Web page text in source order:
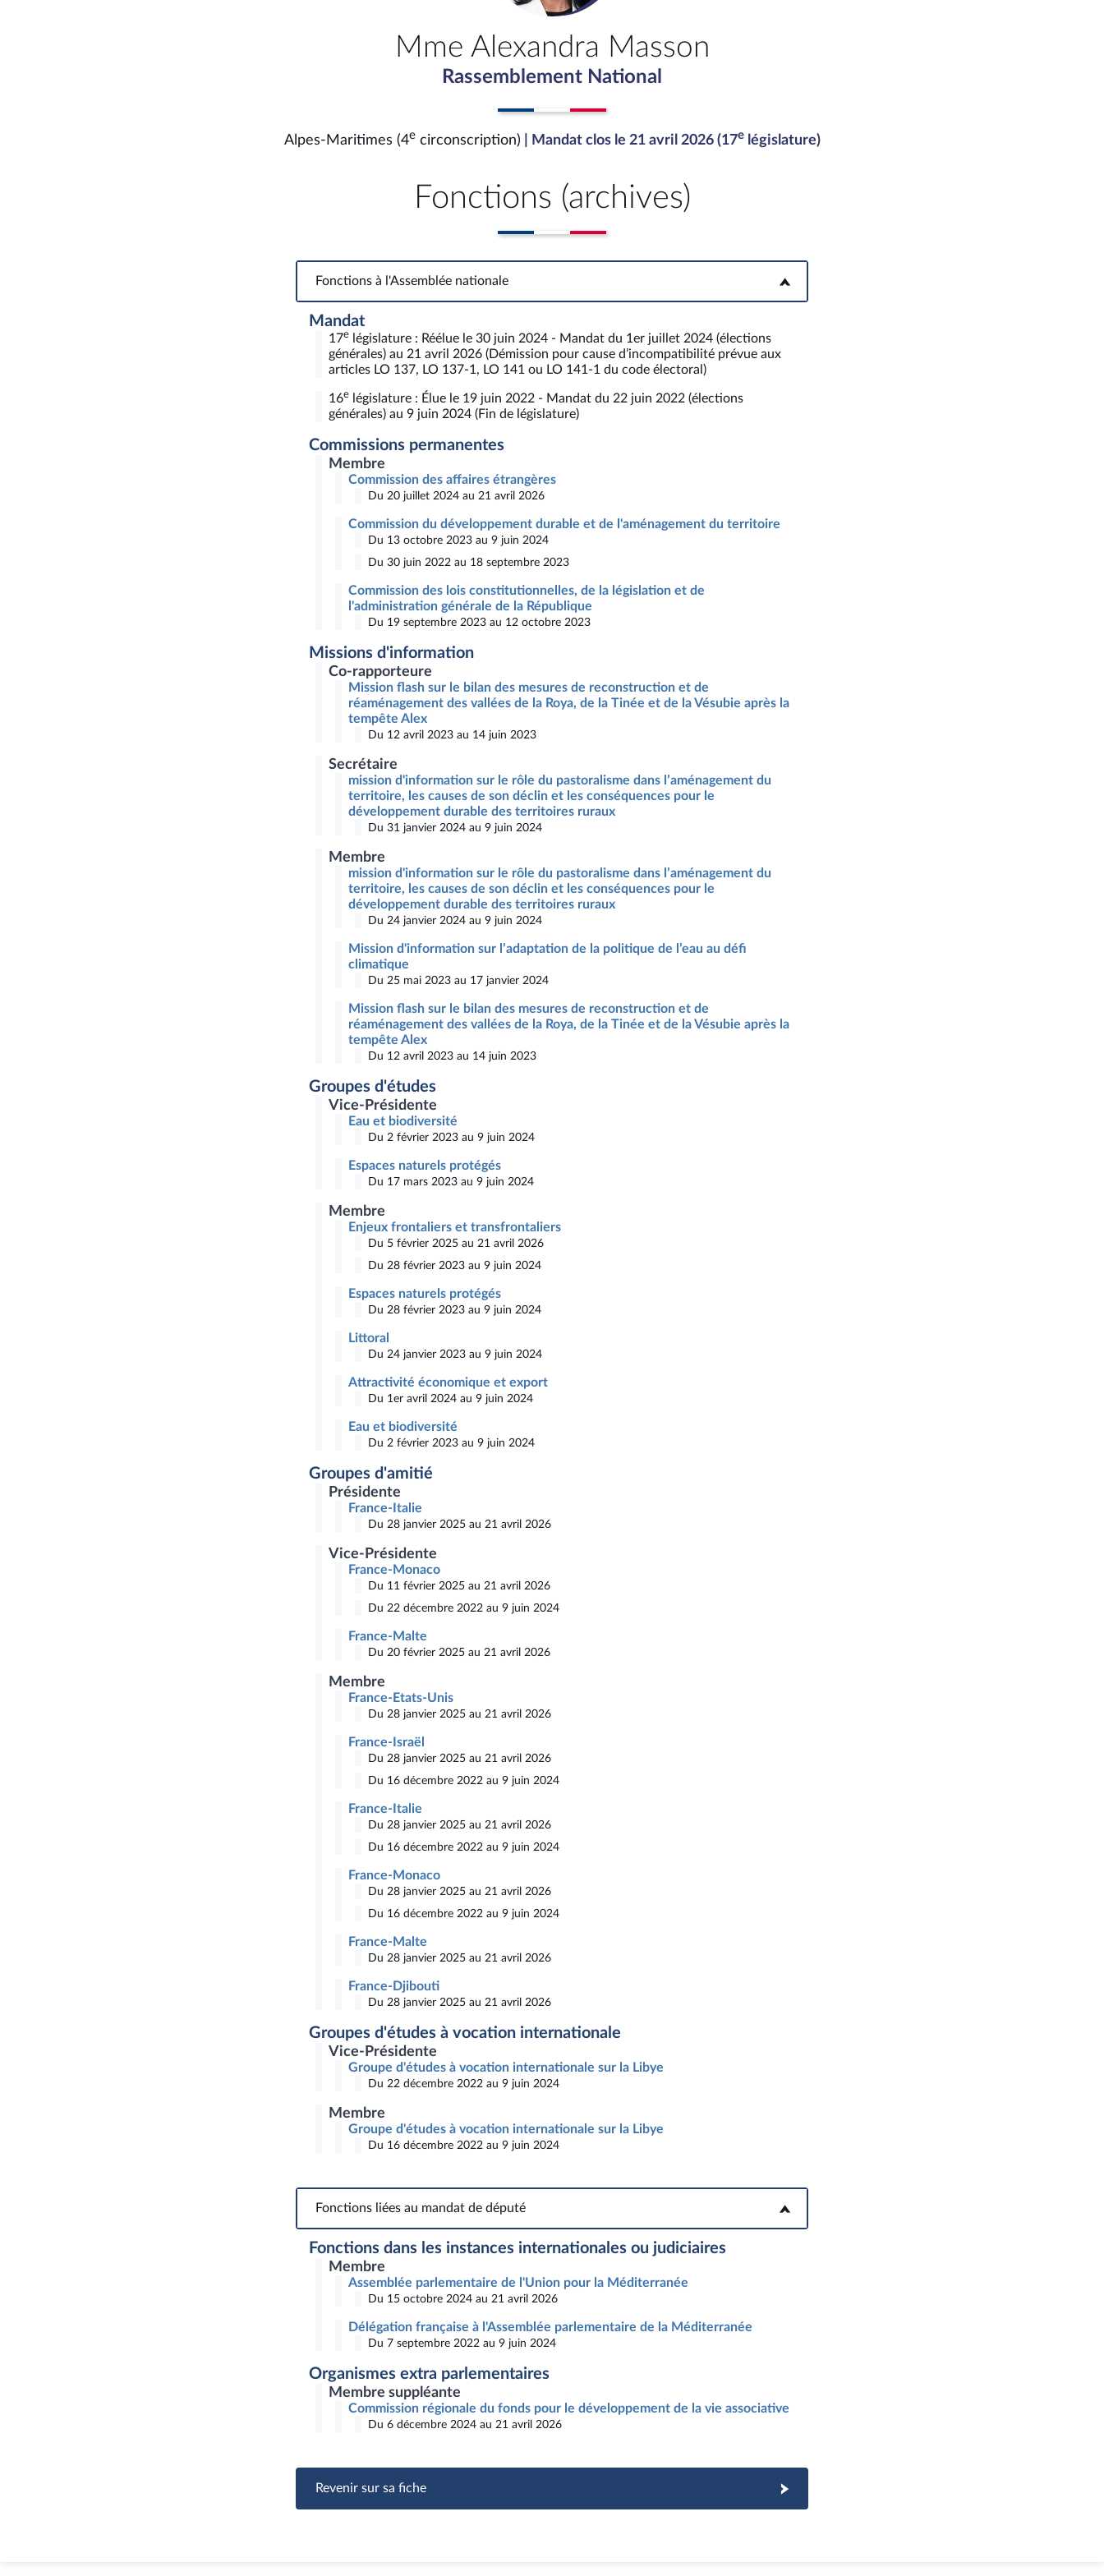
Mme Alexandra Masson
Rassemblement National
Alpes-Maritimes (4ecirconscription) | Mandat clos le 21 avril 2026 (17elégislature)
Fonctions (archives)
Fonctions à l'Assemblée nationaleFonctions à l'Assemblée nationale
Mandat
17e législature : Réélue le 30 juin 2024 - Mandat du 1er juillet 2024 (élections
générales) au 21 avril 2026 (Démission pour cause d’incompatibilité prévue aux
articles LO 137, LO 137-1, LO 141 ou LO 141-1 du code électoral)
16e législature : Élue le 19 juin 2022 - Mandat du 22 juin 2022 (élections
générales) au 9 juin 2024 (Fin de législature)
Commissions permanentes
Membre
Commission des affaires étrangères
Du 20 juillet 2024 au 21 avril 2026
Commission du développement durable et de l'aménagement du territoire
Du 13 octobre 2023 au 9 juin 2024
Du 30 juin 2022 au 18 septembre 2023
Commission des lois constitutionnelles, de la législation et de
l'administration générale de la République
Du 19 septembre 2023 au 12 octobre 2023
Missions d'information
Co-rapporteure
Mission flash sur le bilan des mesures de reconstruction et de
réaménagement des vallées de la Roya, de la Tinée et de la Vésubie après la
tempête Alex
Du 12 avril 2023 au 14 juin 2023
Secrétaire
mission d'information sur le rôle du pastoralisme dans l’aménagement du
territoire, les causes de son déclin et les conséquences pour le
développement durable des territoires ruraux
Du 31 janvier 2024 au 9 juin 2024
Membre
mission d'information sur le rôle du pastoralisme dans l’aménagement du
territoire, les causes de son déclin et les conséquences pour le
développement durable des territoires ruraux
Du 24 janvier 2024 au 9 juin 2024
Mission d'information sur l’adaptation de la politique de l’eau au défi
climatique
Du 25 mai 2023 au 17 janvier 2024
Mission flash sur le bilan des mesures de reconstruction et de
réaménagement des vallées de la Roya, de la Tinée et de la Vésubie après la
tempête Alex
Du 12 avril 2023 au 14 juin 2023
Groupes d'études
Vice-Présidente
Eau et biodiversité
Du 2 février 2023 au 9 juin 2024
Espaces naturels protégés
Du 17 mars 2023 au 9 juin 2024
Membre
Enjeux frontaliers et transfrontaliers
Du 5 février 2025 au 21 avril 2026
Du 28 février 2023 au 9 juin 2024
Espaces naturels protégés
Du 28 février 2023 au 9 juin 2024
Littoral
Du 24 janvier 2023 au 9 juin 2024
Attractivité économique et export
Du 1er avril 2024 au 9 juin 2024
Eau et biodiversité
Du 2 février 2023 au 9 juin 2024
Groupes d'amitié
Présidente
France-Italie
Du 28 janvier 2025 au 21 avril 2026
Vice-Présidente
France-Monaco
Du 11 février 2025 au 21 avril 2026
Du 22 décembre 2022 au 9 juin 2024
France-Malte
Du 20 février 2025 au 21 avril 2026
Membre
France-Etats-Unis
Du 28 janvier 2025 au 21 avril 2026
France-Israël
Du 28 janvier 2025 au 21 avril 2026
Du 16 décembre 2022 au 9 juin 2024
France-Italie
Du 28 janvier 2025 au 21 avril 2026
Du 16 décembre 2022 au 9 juin 2024
France-Monaco
Du 28 janvier 2025 au 21 avril 2026
Du 16 décembre 2022 au 9 juin 2024
France-Malte
Du 28 janvier 2025 au 21 avril 2026
France-Djibouti
Du 28 janvier 2025 au 21 avril 2026
Groupes d'études à vocation internationale
Vice-Présidente
Groupe d'études à vocation internationale sur la Libye
Du 22 décembre 2022 au 9 juin 2024
Membre
Groupe d'études à vocation internationale sur la Libye
Du 16 décembre 2022 au 9 juin 2024
Fonctions liées au mandat de députéFonctions liées au mandat de député
Fonctions dans les instances internationales ou judiciaires
Membre
Assemblée parlementaire de l'Union pour la Méditerranée
Du 15 octobre 2024 au 21 avril 2026
Délégation française à l'Assemblée parlementaire de la Méditerranée
Du 7 septembre 2022 au 9 juin 2024
Organismes extra parlementaires
Membre suppléante
Commission régionale du fonds pour le développement de la vie associative
Du 6 décembre 2024 au 21 avril 2026
Revenir sur sa fiche